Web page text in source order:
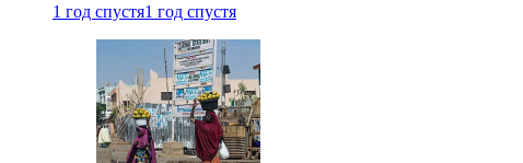
1 год спустя1 год спустя